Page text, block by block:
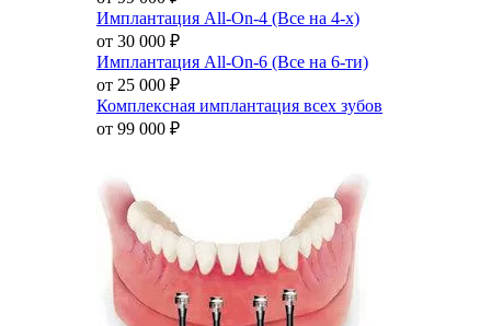
Имплантация All-On-4 (Все на 4-х)
от 30 000 ₽
Имплантация All-On-6 (Все на 6-ти)
от 25 000 ₽
Комплексная имплантация всех зубов
от 99 000 ₽